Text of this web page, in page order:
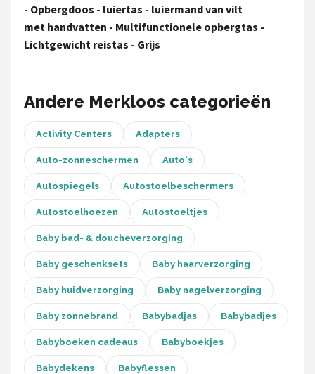
Alle merken →
- Opbergdoos - luiertas - luiermand van vilt
met handvatten - Multifunctionele opbergtas -
Lichtgewicht reistas - Grijs
Andere Merkloos categorieën
Activity Centers Adapters
Auto-zonneschermen Auto's
Autospiegels Autostoelbeschermers
Autostoelhoezen Autostoeltjes
Baby bad- & doucheverzorging
Baby geschenksets Baby haarverzorging
Baby huidverzorging Baby nagelverzorging
Baby zonnebrand Babybadjas Babybadjes
Babyboeken cadeaus Babyboekjes
Babydekens Babyflessen